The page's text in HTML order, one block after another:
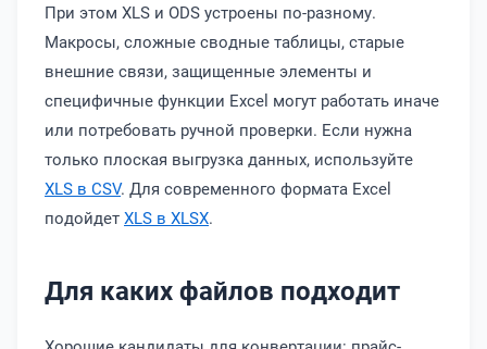
При этом XLS и ODS устроены по-разному.
Макросы, сложные сводные таблицы, старые
внешние связи, защищенные элементы и
специфичные функции Excel могут работать иначе
или потребовать ручной проверки. Если нужна
только плоская выгрузка данных, используйте
XLS в CSV. Для современного формата Excel
подойдет XLS в XLSX.
Для каких файлов подходит